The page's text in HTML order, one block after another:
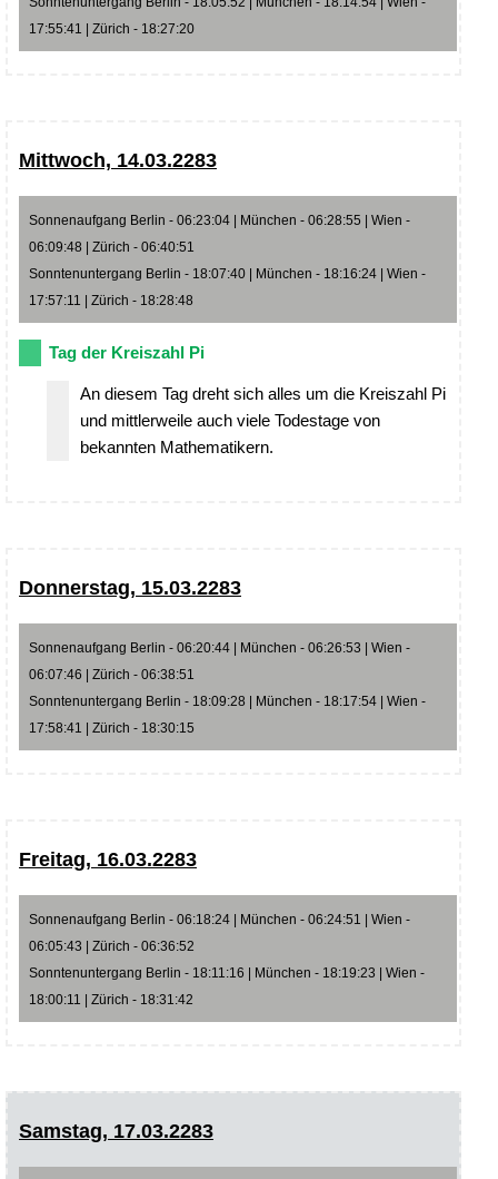
17:55:41 | Zürich - 18:27:20
Mittwoch, 14.03.2283
Sonnenaufgang Berlin - 06:23:04 | München - 06:28:55 | Wien -
06:09:48 | Zürich - 06:40:51
Sonntenuntergang Berlin - 18:07:40 | München - 18:16:24 | Wien -
17:57:11 | Zürich - 18:28:48
Tag der Kreiszahl Pi
An diesem Tag dreht sich alles um die Kreiszahl Pi
und mittlerweile auch viele Todestage von
bekannten Mathematikern.
Donnerstag, 15.03.2283
Sonnenaufgang Berlin - 06:20:44 | München - 06:26:53 | Wien -
06:07:46 | Zürich - 06:38:51
Sonntenuntergang Berlin - 18:09:28 | München - 18:17:54 | Wien -
17:58:41 | Zürich - 18:30:15
Freitag, 16.03.2283
Sonnenaufgang Berlin - 06:18:24 | München - 06:24:51 | Wien -
06:05:43 | Zürich - 06:36:52
Sonntenuntergang Berlin - 18:11:16 | München - 18:19:23 | Wien -
18:00:11 | Zürich - 18:31:42
Samstag, 17.03.2283